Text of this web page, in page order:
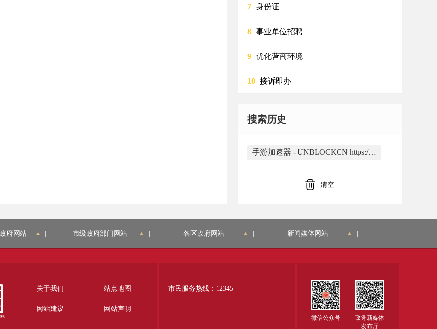
7 身份证
8 事业单位招聘
9 优化营商环境
10 接诉即办
搜索历史
手游加速器 - UNBLOCKCN https://www.unblockcn.mobi/手游加速器_2021.html 是由合肥市蜀山区大香蕉网络应用工作室开发
清空
府网站 市级政府部门网站 各区政府网站 新闻媒体网站
关于我们 站点地图
网站建议 网站声明
市民服务热线：12345
微信公众号
政务新媒体
发布厅